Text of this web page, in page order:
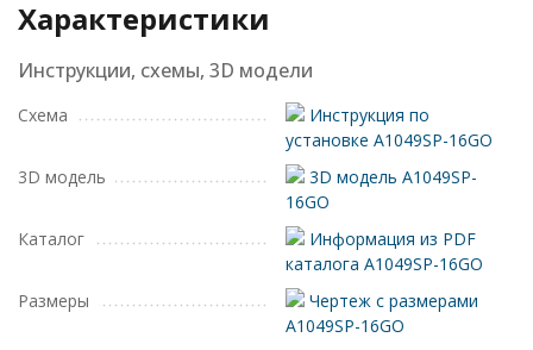
Характеристики
Инструкции, схемы, 3D модели
Схема
Инструкция по
установке A1049SP-16GO
3D модель
3D модель A1049SP-
16GO
Каталог
Информация из PDF
каталога A1049SP-16GO
Размеры
Чертеж с размерами
A1049SP-16GO